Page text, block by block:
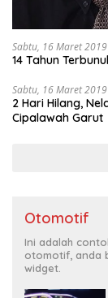
Sabtu, 16 Maret
14 Tahun
Sabtu, 16 Maret
2 Hari Hilang,
Cipalawah Garut
Otomotif
Ini adalah
otomotif, anda
widget.